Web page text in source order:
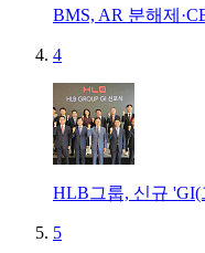
BMS, AR 분해제
4
HLB그룹, 신규
5